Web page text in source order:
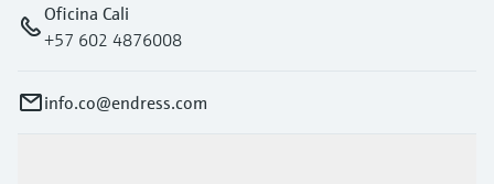
Oficina Cali
+57 602 4876008
info.co@endress.com